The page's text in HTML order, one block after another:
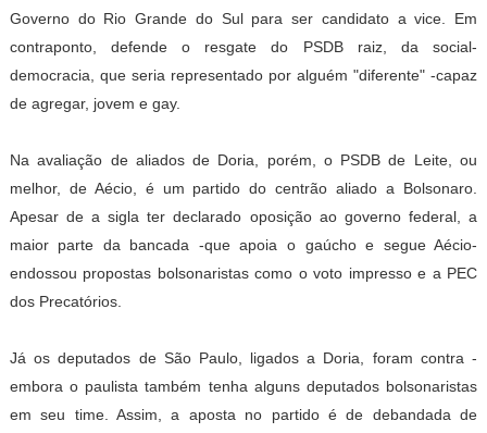
Governo do Rio Grande do Sul para ser candidato a vice. Em
contraponto, defende o resgate do PSDB raiz, da social-
democracia, que seria representado por alguém "diferente" -capaz
de agregar, jovem e gay.
Na avaliação de aliados de Doria, porém, o PSDB de Leite, ou
melhor, de Aécio, é um partido do centrão aliado a Bolsonaro.
Apesar de a sigla ter declarado oposição ao governo federal, a
maior parte da bancada -que apoia o gaúcho e segue Aécio-
endossou propostas bolsonaristas como o voto impresso e a PEC
dos Precatórios.
Já os deputados de São Paulo, ligados a Doria, foram contra -
embora o paulista também tenha alguns deputados bolsonaristas
em seu time. Assim, a aposta no partido é de debandada de